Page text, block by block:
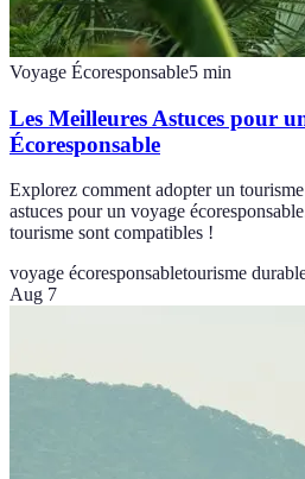
Voyage Écoresponsable5 min
Les Meilleures Astuces pour
Écoresponsable
Explorez comment adopter un
astuces pour un voyage
tourisme sont compatibles !
voyage écoresponsabletourisme
Aug 7